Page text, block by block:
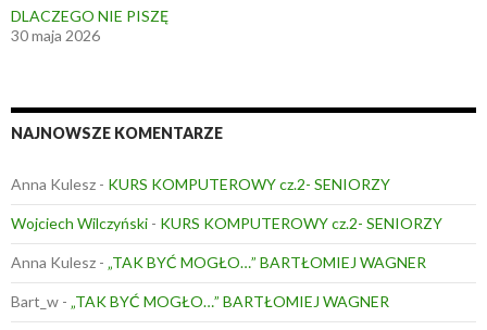
DLACZEGO NIE PISZĘ
30 maja 2026
NAJNOWSZE KOMENTARZE
Anna Kulesz - KURS KOMPUTEROWY cz.2- SENIORZY
Wojciech Wilczyński - KURS KOMPUTEROWY cz.2- SENIORZY
Anna Kulesz - „TAK BYĆ MOGŁO…” BARTŁOMIEJ WAGNER
Bart_w - „TAK BYĆ MOGŁO…” BARTŁOMIEJ WAGNER